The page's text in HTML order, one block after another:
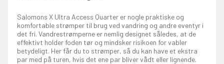
Salomons X Ultra Access Quarter er nogle praktiske og
komfortable strømper til brug ved vandring og andre eventyr i
det fri. Vandrestrømperne er nemlig designet således, at de
effektivt holder foden tør og mindsker risikoen for vabler
betydeligt. Her får du to strømper, så du kan have et ekstra
par med på turen, hvis det ene par bliver vådt eller lignende.